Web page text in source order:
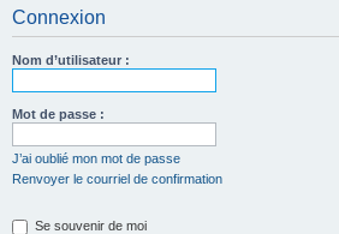
Connexion
Nom d’utilisateur :
Mot de passe :
J’ai oublié mon mot de passe
Renvoyer le courriel de confirmation
Se souvenir de moi